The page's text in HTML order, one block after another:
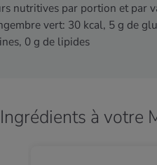
nutritives par portion et par
vert: 30 kcal, 5 g de
0 g de lipides
Ingrédients à votre